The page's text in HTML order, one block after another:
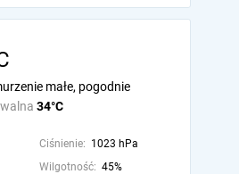
34°C
małe, pogodnie
Ciśnienie: 1023 hPa
Wilgotność: 45%